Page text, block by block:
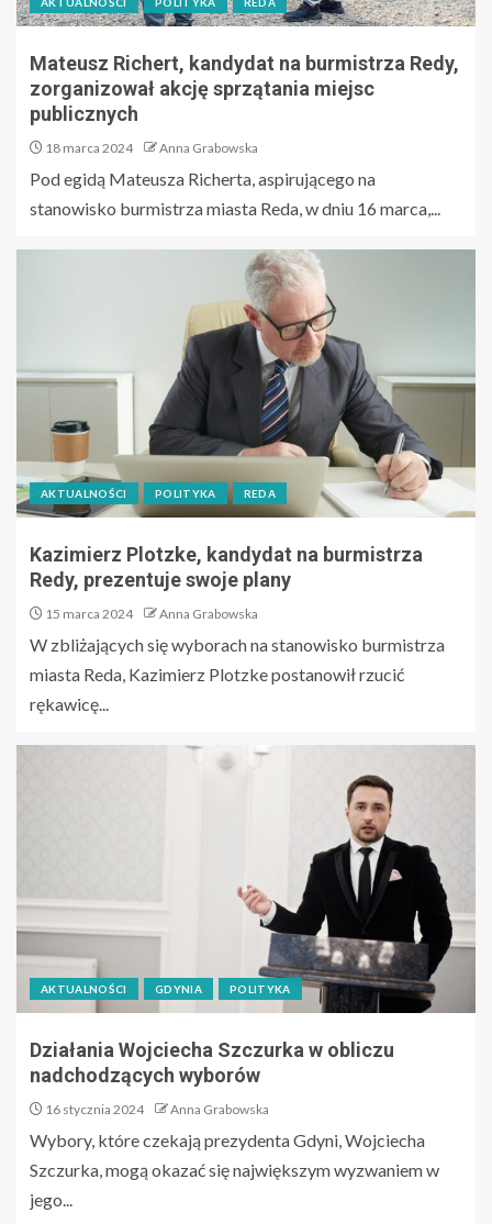
Mateusz Richert, kandydat na burmistrza Redy,
zorganizował akcję sprzątania miejsc
publicznych
18 marca 2024 Anna Grabowska
Pod egidą Mateusza Richerta, aspirującego na
stanowisko burmistrza miasta Reda, w dniu 16 marca,...
AKTUALNOŚCI POLITYKA REDA
Kazimierz Plotzke, kandydat na burmistrza
Redy, prezentuje swoje plany
15 marca 2024 Anna Grabowska
W zbliżających się wyborach na stanowisko burmistrza
miasta Reda, Kazimierz Plotzke postanowił rzucić
rękawicę...
AKTUALNOŚCI GDYNIA POLITYKA
Działania Wojciecha Szczurka w obliczu
nadchodzących wyborów
16 stycznia 2024 Anna Grabowska
Wybory, które czekają prezydenta Gdyni, Wojciecha
Szczurka, mogą okazać się największym wyzwaniem w
jego...